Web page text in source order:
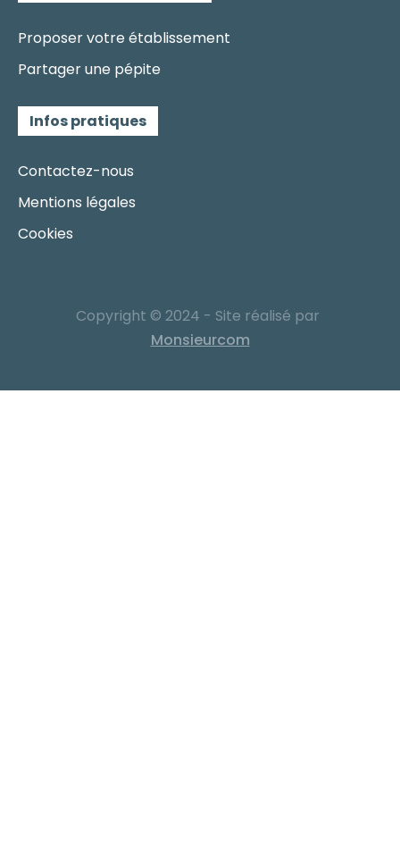
Proposer votre établissement
Partager une pépite
Infos pratiques
Contactez-nous
Mentions légales
Cookies
Copyright © 2024 - Site réalisé par
Monsieurcom